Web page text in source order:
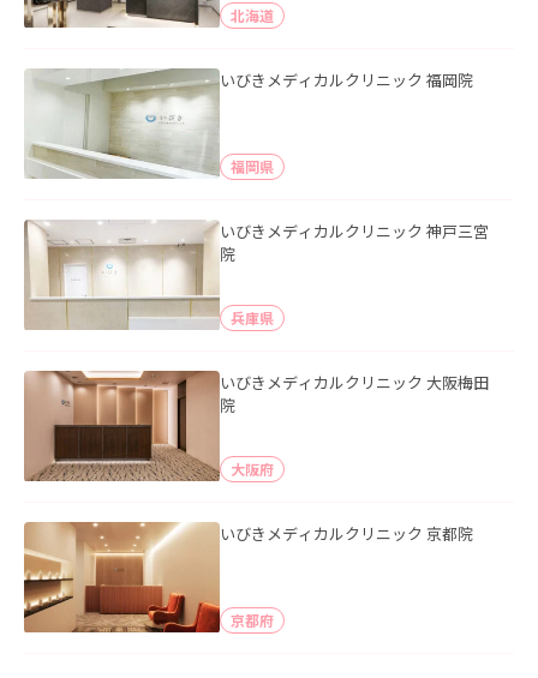
北海道
いびきメディカルクリニック 福岡院
福岡県
いびきメディカルクリニック 神戸三宮
院
兵庫県
いびきメディカルクリニック 大阪梅田
院
大阪府
いびきメディカルクリニック 京都院
京都府